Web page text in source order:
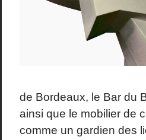
de Bordeaux, le Bar du
ainsi que le mobilier de
comme un gardien des